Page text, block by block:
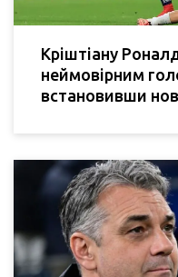
Кріштіану
неймовірним
встановивши